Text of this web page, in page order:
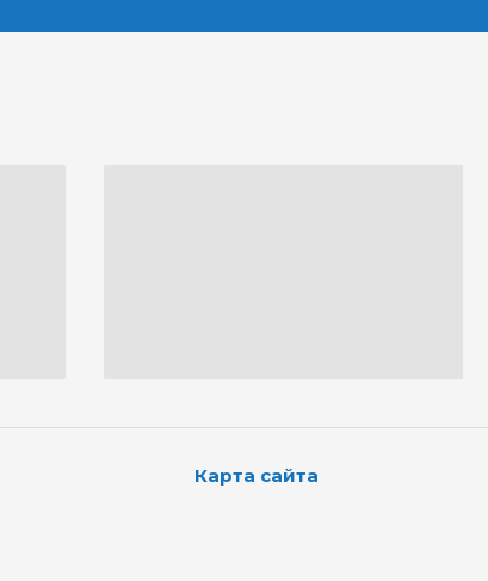
Карта сайта